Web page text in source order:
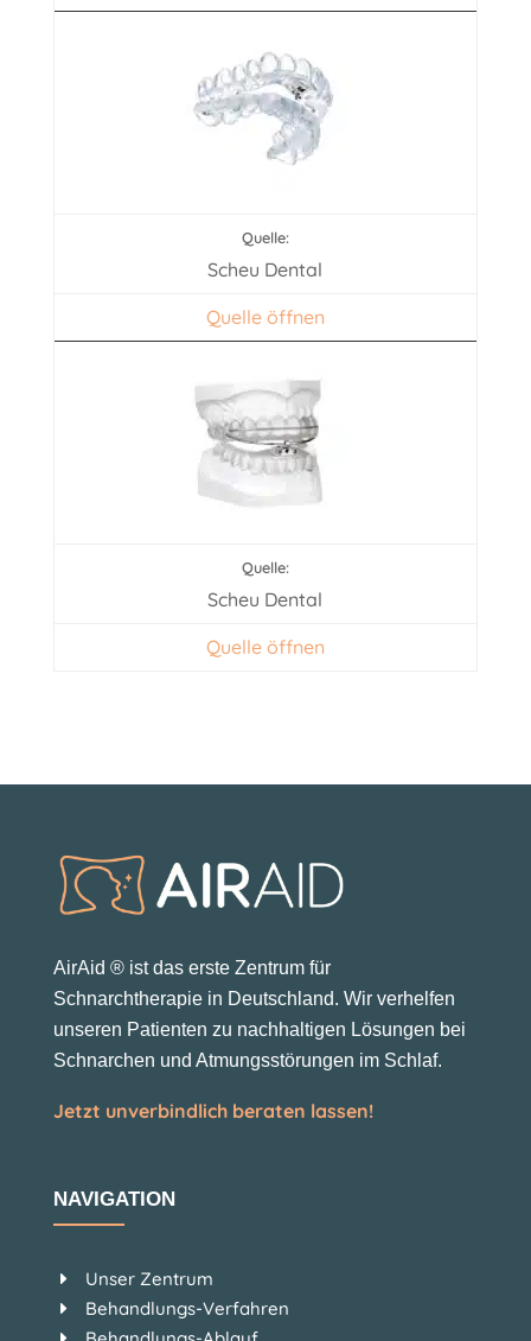
Scheu Dental
Quelle öffnen
Scheu Dental
Quelle öffnen
AirAid ® ist das erste Zentrum für
Schnarchtherapie in Deutschland. Wir verhelfen
unseren Patienten zu nachhaltigen Lösungen bei
Schnarchen und Atmungsstörungen im Schlaf.
Jetzt unverbindlich beraten lassen!
NAVIGATION
E Unser Zentrum
E Behandlungs-Verfahren